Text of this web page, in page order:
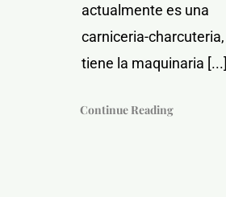
actualmente es una
carniceria-charcuteria,
tiene la maquinaria [...]
Continue Reading